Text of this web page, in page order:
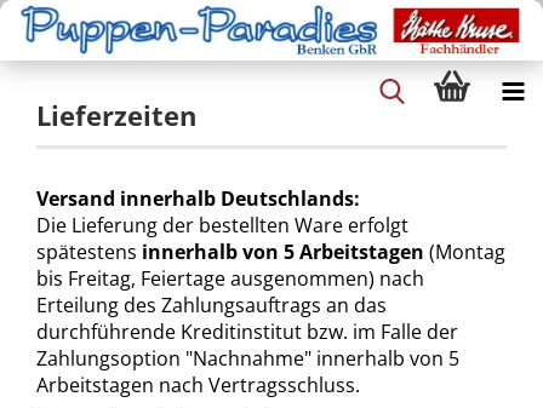
Lieferzeiten
Versand innerhalb Deutschlands:
Die Lieferung der bestellten Ware erfolgt
spätestens innerhalb von 5 Arbeitstagen (Montag
bis Freitag, Feiertage ausgenommen) nach
Erteilung des Zahlungsauftrags an das
durchführende Kreditinstitut bzw. im Falle der
Zahlungsoption "Nachnahme" innerhalb von 5
Arbeitstagen nach Vertragsschluss.